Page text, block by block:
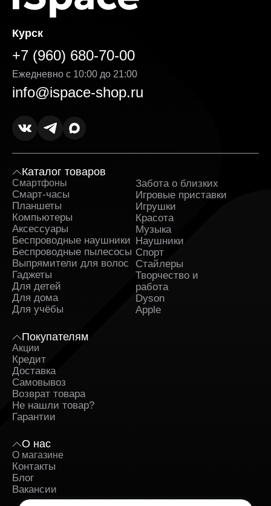
Курск
+7 (960) 680-70-00
Ежедневно с 10:00 до 21:00
info@ispace-shop.ru
Каталог товаров
Смартфоны
Смарт-часы
Планшеты
Компьютеры
Аксессуары
Беспроводные наушники
Беспроводные пылесосы
Выпрямители для волос
Гаджеты
Для детей
Для дома
Для учёбы
Забота о близких
Игровые приставки
Игрушки
Красота
Музыка
Наушники
Спорт
Стайлеры
Творчество и
работа
Dyson
Apple
Покупателям
Акции
Кредит
Доставка
Самовывоз
Возврат товара
Не нашли товар?
Гарантии
О нас
О магазине
Контакты
Блог
Вакансии